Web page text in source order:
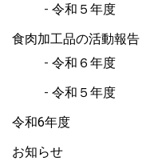
令和５年度
食肉加工品の活動報告
令和６年度
令和５年度
令和6年度
お知らせ